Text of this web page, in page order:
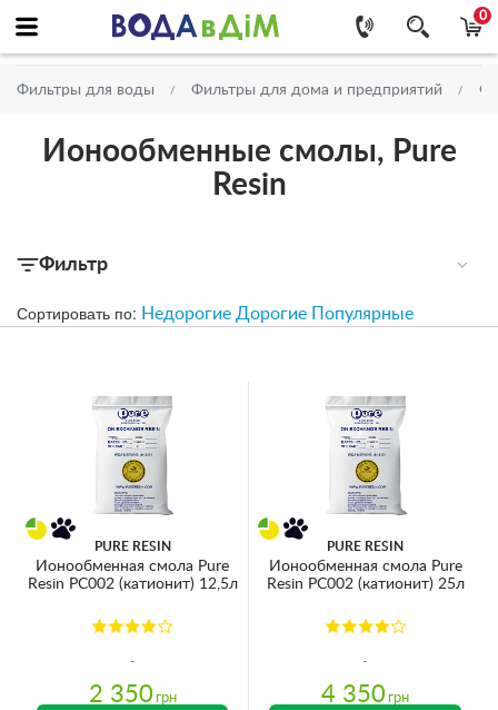
0
Фильтры для воды Фильтры для дома и предприятий
Ионообменные смолы, Pure
Resin
Фильтр
Сортировать по: Недорогие Дорогие Популярные
PURE RESIN
Ионообменная смола Pure
Resin PC002 (катионит) 12,5л
2 350 грн
PURE RESIN
Ионообменная смола Pure
Resin PC002 (катионит) 25л
4 350 грн